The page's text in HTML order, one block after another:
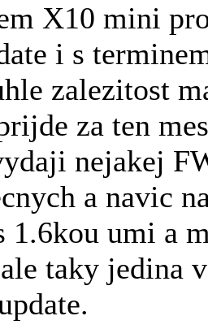
X10 mini
i s
zalezitost
za ten
nejakej
a navic
1.6kou umi a
taky jedina